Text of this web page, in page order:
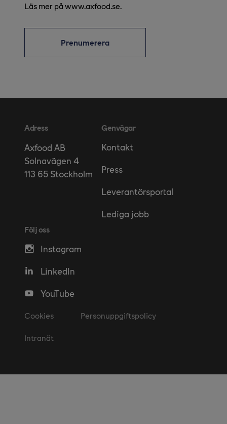
Läs mer på www.axfood.se.
Prenumerera
Adress
Axfood AB
Solnavägen 4
113 65 Stockholm
Genvägar
Kontakt
Press
Leverantörsportal
Lediga jobb
Följ oss
Instagram
LinkedIn
YouTube
Cookies Personuppgiftspolicy
Intranät